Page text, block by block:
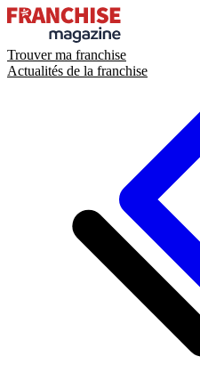
Trouver ma franchise
Actualités de la franchise